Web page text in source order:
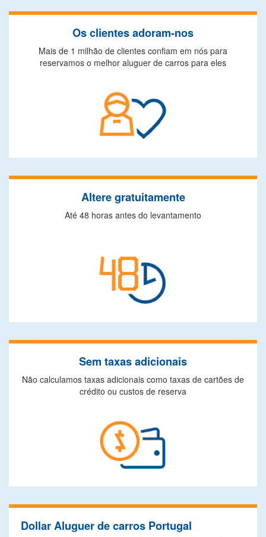
Os clientes adoram-nos
Mais de 1 milhão de clientes confiam em nós para
reservamos o melhor aluguer de carros para eles
Altere gratuitamente
Até 48 horas antes do levantamento
Sem taxas adicionais
Não calculamos taxas adicionais como taxas de cartões de
crédito ou custos de reserva
Dollar Aluguer de carros Portugal